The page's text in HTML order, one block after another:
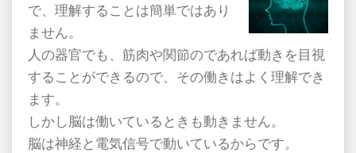
で、理解することは簡単ではあり
ません。
人の器官でも、筋肉や関節のであれば動きを目視
することができるので、その働きはよく理解でき
ます。
しかし脳は働いているときも動きません。
脳は神経と電気信号で動いているからです。